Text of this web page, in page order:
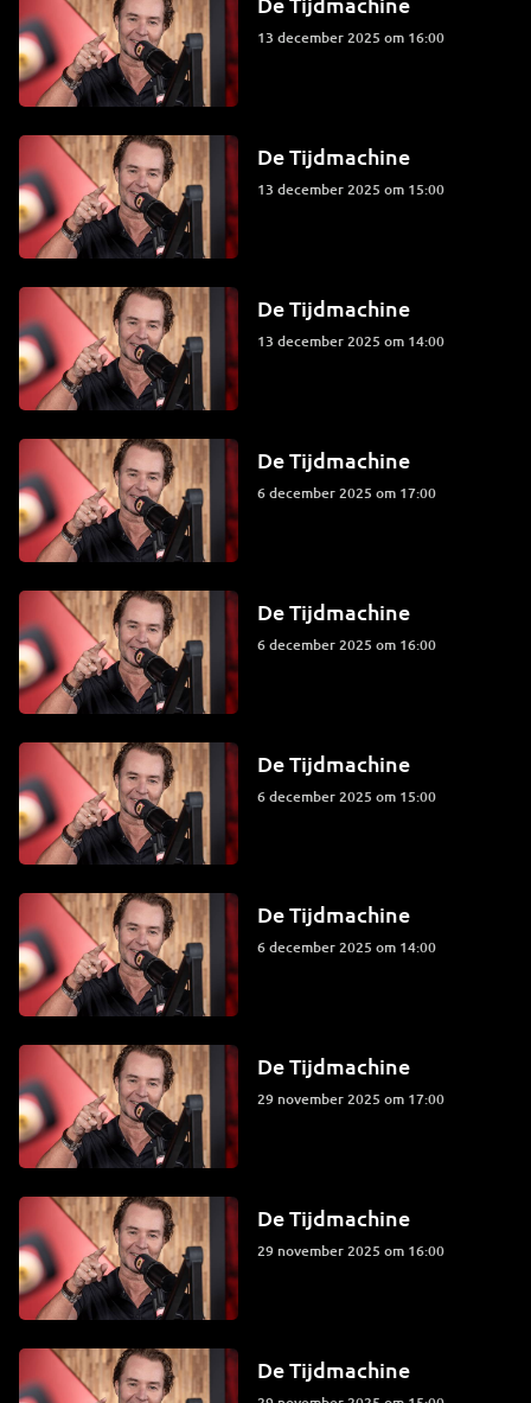
13 december 2025 om 16:00
De Tijdmachine
13 december 2025 om 15:00
De Tijdmachine
13 december 2025 om 14:00
De Tijdmachine
6 december 2025 om 17:00
De Tijdmachine
6 december 2025 om 16:00
De Tijdmachine
6 december 2025 om 15:00
De Tijdmachine
6 december 2025 om 14:00
De Tijdmachine
29 november 2025 om 17:00
De Tijdmachine
29 november 2025 om 16:00
De Tijdmachine